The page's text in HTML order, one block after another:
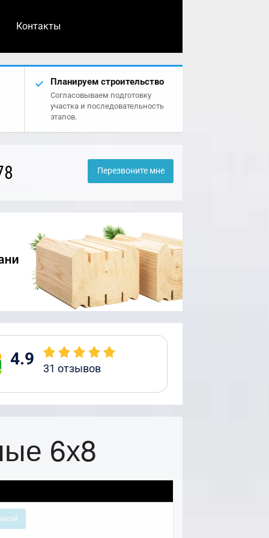
Контакты
Планируем строительство
Согласовываем подготовку
участка и последовательность
этапов.
Перезвоните мне
4.9 31 отзывов
6х8